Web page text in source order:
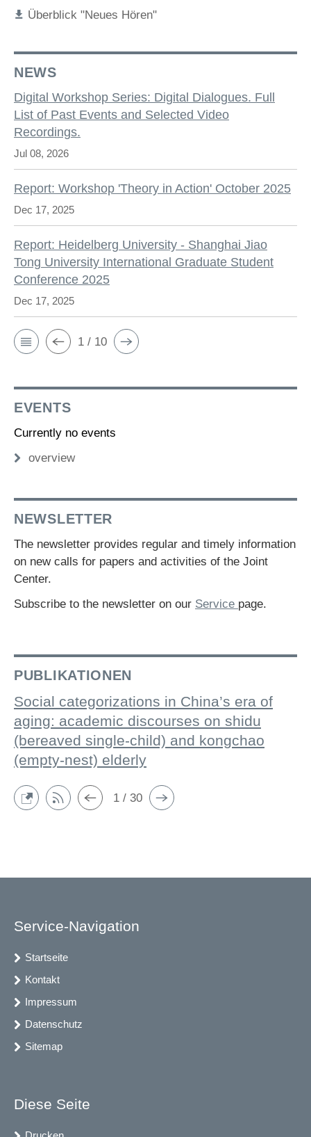
Überblick "Neues Hören"
NEWS
Digital Workshop Series: Digital Dialogues. Full
List of Past Events and Selected Video
Recordings.
Jul 08, 2026
Report: Workshop 'Theory in Action' October 2025
Dec 17, 2025
Report: Heidelberg University - Shanghai Jiao
Tong University International Graduate Student
Conference 2025
Dec 17, 2025
1 / 10
EVENTS
Currently no events
overview
NEWSLETTER
The newsletter provides regular and timely information
on new calls for papers and activities of the Joint
Center.
Subscribe to the newsletter on our Service page.
PUBLIKATIONEN
Social categorizations in China’s era of
aging: academic discourses on shidu
(bereaved single-child) and kongchao
(empty-nest) elderly
1 / 30
Service-Navigation
Startseite
Kontakt
Impressum
Datenschutz
Sitemap
Diese Seite